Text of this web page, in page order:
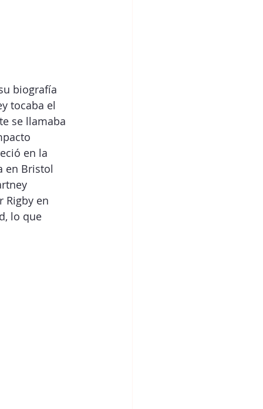
biografía
tocaba el
se llamaba
en la
en Bristol
Rigby en
lo que